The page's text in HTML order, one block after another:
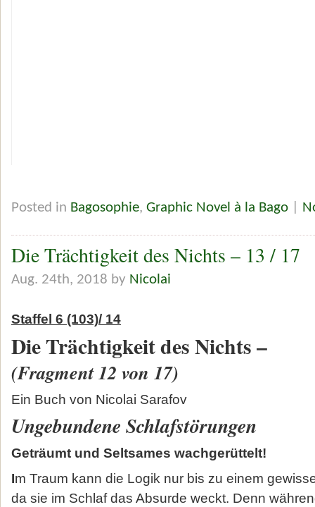
Posted in Bagosophie, Graphic Novel à la Bago
Die Trächtigkeit des Nichts – 13 / 17
Aug. 24th, 2018 by Nicolai
Staffel 6 (103)/ 14
Die Trächtigkeit des Nichts –
(Fragment 12 von 17)
Ein Buch von Nicolai Sarafov
Ungebundene Schlafstörungen
Geträumt und Seltsames wachgerüttelt!
Im Traum kann die Logik nur bis zu einem
da sie im Schlaf das Absurde weckt. Denn